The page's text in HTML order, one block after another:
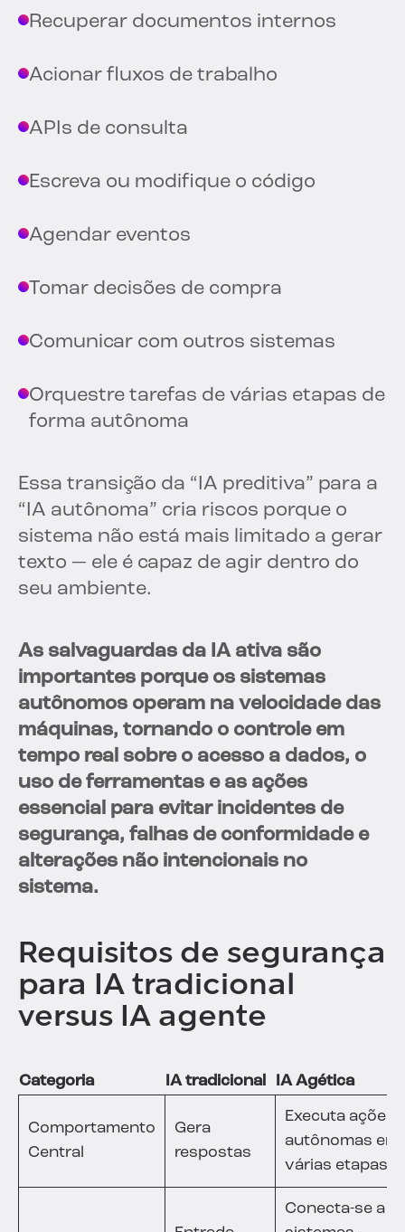
Recuperar documentos internos
Acionar fluxos de trabalho
APIs de consulta
Escreva ou modifique o código
Agendar eventos
Tomar decisões de compra
Comunicar com outros sistemas
Orquestre tarefas de várias etapas de
forma autônoma
Essa transição da “IA preditiva” para a
“IA autônoma” cria riscos porque o
sistema não está mais limitado a gerar
texto — ele é capaz de agir dentro do
seu ambiente.
As salvaguardas da IA ativa são
importantes porque os sistemas
autônomos operam na velocidade das
máquinas, tornando o controle em
tempo real sobre o acesso a dados, o
uso de ferramentas e as ações
essencial para evitar incidentes de
segurança, falhas de conformidade e
alterações não intencionais no
sistema.
Requisitos de segurança
para IA tradicional
versus IA agente
Categoria IA tradicional IA Agética
Comportamento
Central
Gera
respostas
Executa ações
autônomas em
várias etapas
Conecta-se a